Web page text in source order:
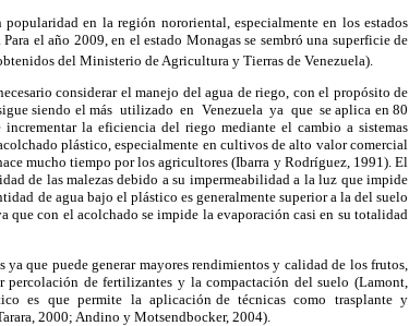
en la región nororiental, especialmente en los estados
el año 2009, en el estado Monagas se sembró una superficie de
del Ministerio de Agricultura y Tierras de Venezuela).
considerar el manejo del agua de riego, con el propósito de
siendo el más utilizado en Venezuela ya que se aplica en 80
la eficiencia del riego mediante el cambio a sistemas
plástico, especialmente en cultivos de alto valor comercial
mucho tiempo por los agricultores (Ibarra y Rodríguez, 1991). El
de las malezas debido a su impermeabilidad a la luz que impide
de agua bajo el plástico es generalmente superior a la del suelo
que con el acolchado se impide la evaporación casi en su totalidad
que puede generar mayores rendimientos y calidad de los frutos,
de fertilizantes y la compactación del suelo (Lamont,
es que permite la aplicación de técnicas como trasplante y
2000; Andino y Motsendbocker, 2004).